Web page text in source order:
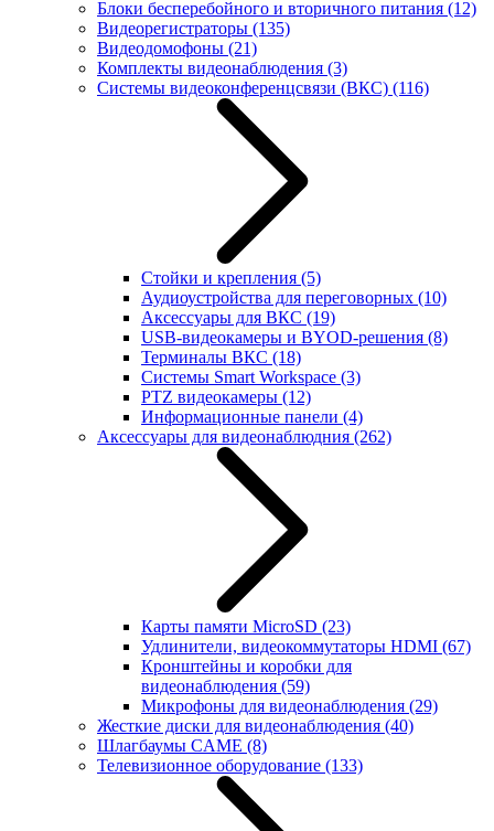
Блоки бесперебойного и вторичного питания (12)
Видеорегистраторы (135)
Видеодомофоны (21)
Комплекты видеонаблюдения (3)
Системы видеоконференцсвязи (ВКС) (116)
Стойки и крепления (5)
Аудиоустройства для переговорных (10)
Аксессуары для ВКС (19)
USB-видеокамеры и BYOD-решения (8)
Терминалы ВКС (18)
Системы Smart Workspace (3)
PTZ видеокамеры (12)
Информационные панели (4)
Аксессуары для видеонаблюдния (262)
Карты памяти MicroSD (23)
Удлинители, видеокоммутаторы HDMI (67)
Кронштейны и коробки для
видеонаблюдения (59)
Микрофоны для видеонаблюдения (29)
Жесткие диски для видеонаблюдения (40)
Шлагбаумы CAME (8)
Телевизионное оборудование (133)